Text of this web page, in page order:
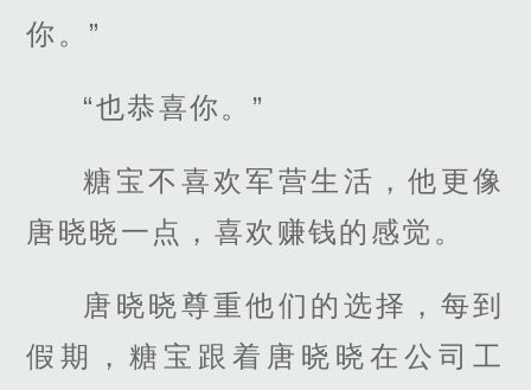
你。”
“也恭喜你。”
糖宝不喜欢军营生活，他更像
唐晓晓一点，喜欢赚钱的感觉。
唐晓晓尊重他们的选择，每到
假期，糖宝跟着唐晓晓在公司工